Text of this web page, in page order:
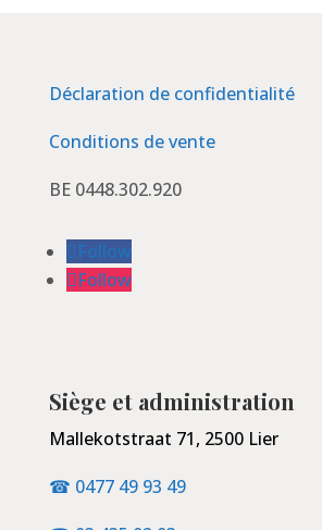
Déclaration de confidentialité
Conditions de vente
BE 0448.302.920
Follow
Follow
Siège et administration
Mallekotstraat 71, 2500 Lier
☎ 0477 49 93 49